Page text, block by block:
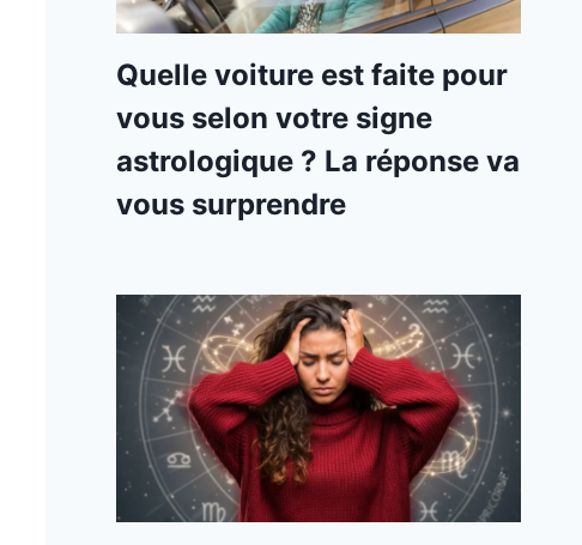
Quelle voiture est faite pour
vous selon votre signe
astrologique ? La réponse va
vous surprendre